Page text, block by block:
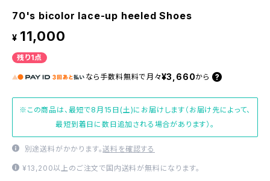
70's bicolor lace-up heeled Shoes
¥ 11,000
残り1点
なら 手数料無料で 月々¥3,660から
※この商品は、最短で8月15日(土)にお届けします（お届け先によって、
最短到着日に数日追加される場合があります）。
別途送料がかかります。送料を確認する
¥13,200以上のご注文で国内送料が無料になります。